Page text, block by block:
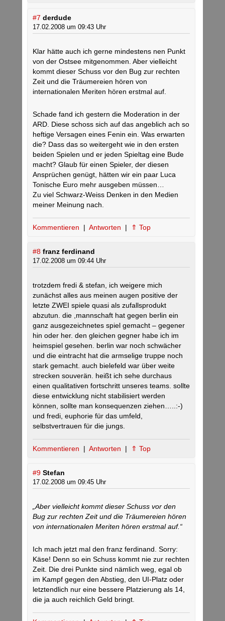
#7 derdude
17.02.2008 um 09:43 Uhr
Klar hätte auch ich gerne mindestens nen Punkt
von der Ostsee mitgenommen. Aber vielleicht
kommt dieser Schuss vor den Bug zur rechten
Zeit und die Träumereien hören von
internationalen Meriten hören erstmal auf.
Schade fand ich gestern die Moderation in der
ARD. Diese schoss sich auf das angeblich ach so
heftige Versagen eines Fenin ein. Was erwarten
die? Dass das so weitergeht wie in den ersten
beiden Spielen und er jeden Spieltag eine Bude
macht? Glaub für einen Spieler, der diesen
Ansprüchen genügt, hätten wir ein paar Luca
Tonische Euro mehr ausgeben müssen…
Zu viel Schwarz-Weiss Denken in den Medien
meiner Meinung nach.
Kommentieren | Antworten | ⇑ Top
#8 franz ferdinand
17.02.2008 um 09:44 Uhr
trotzdem fredi & stefan, ich weigere mich
zunächst alles aus meinen augen positive der
letzte ZWEI spiele quasi als zufallsprodukt
abzutun. die ,mannschaft hat gegen berlin ein
ganz ausgezeichnetes spiel gemacht – gegener
hin oder her. den gleichen gegner habe ich im
heimspiel gesehen. berlin war noch schwächer
und die eintracht hat die armselige truppe noch
stark gemacht. auch bielefeld war über weite
strecken souverän. heißt ich sehe durchaus
einen qualitativen fortschritt unseres teams. sollte
diese entwicklung nicht stabilisiert werden
können, sollte man konsequenzen ziehen…..:-)
und fredi, euphorie für das umfeld,
selbstvertrauen für die jungs.
Kommentieren | Antworten | ⇑ Top
#9 Stefan
17.02.2008 um 09:45 Uhr
„Aber vielleicht kommt dieser Schuss vor den
Bug zur rechten Zeit und die Träumereien hören
von internationalen Meriten hören erstmal auf.“
Ich mach jetzt mal den franz ferdinand. Sorry:
Käse! Denn so ein Schuss kommt nie zur rechten
Zeit. Die drei Punkte sind nämlich weg, egal ob
im Kampf gegen den Abstieg, den UI-Platz oder
letztendlich nur eine bessere Platzierung als 14,
die ja auch reichlich Geld bringt.